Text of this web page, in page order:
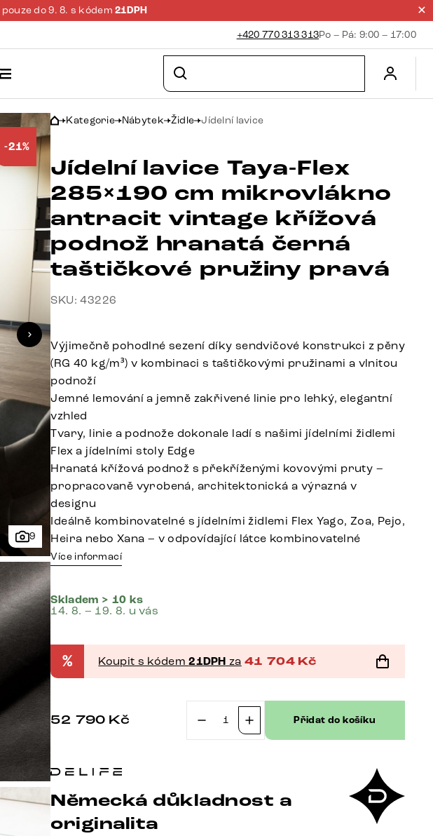
pouze do 9. 8. s kódem21DPH
+420 770 313 313Po – Pá: 9:00 – 17:00
9
-21%
Kategorie Nábytek Židle Jídelní lavice
Jídelní lavice Taya-Flex
285×190 cm mikrovlákno
antracit vintage křížová
podnož hranatá černá
taštičkové pružiny pravá
SKU: 43226
Výjimečně pohodlné sezení díky sendvičové konstrukci z pěny
(RG 40 kg/m³) v kombinaci s taštičkovými pružinami a vlnitou
podnoží
Jemné lemování a jemně zakřivené linie pro lehký, elegantní
vzhled
Tvary, linie a podnože dokonale ladí s našimi jídelními židlemi
Flex a jídelními stoly Edge
Hranatá křížová podnož s překříženými kovovými pruty –
propracovaně vyrobená, architektonická a výrazná v
designu
Ideálně kombinovatelné s jídelními židlemi Flex Yago, Zoa, Pejo,
Heira nebo Xana – v odpovídající látce kombinovatelné
Více informací
Skladem > 10 ks
14. 8. – 19. 8. u vás
% Koupit s kódem21DPH za 41 704 Kč
52 790 Kč
285×190
Přidat do košíku
Německá důkladnost a
originalita